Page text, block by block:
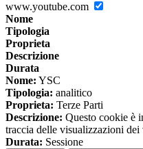
www.youtube.com
Nome
Tipologia
Proprieta
Descrizione
Durata
Nome: YSC
Tipologia: analitico
Proprieta: Terze Parti
Descrizione: Questo cookie è
traccia delle visualizzazioni
Durata: Sessione